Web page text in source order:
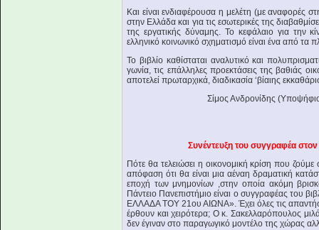
Και είναι ενδιαφέρουσα η μελέτη (με αναφορές
στην Ελλάδα και για τις εσωτερικές της
της εργατικής δύναμης. Το κεφάλαιο για την
ελληνικό κοινωνικό σχηματισμό είναι ένα από τα
Το βιβλίο καθίσταται αναλυτικό και
γωνία, τις επάλληλες προεκτάσεις της βαθιάς
αποτελεί πρωταρχικά, διαδικασία ‘βίαιης
Σίμος Ανδρονίδης
Συνέντευξη του συγγραφέα
Πότε θα τελειώσει η οικονομική κρίση που
απόφαση ότι θα είναι μια αέναη δραματική
εποχή των μνημονίων ,στην οποία ακόμη
Πάντειο Πανεπιστήμιο είναι ο συγγραφέας
ΕΛΛΑΔΑ ΤΟΥ 21ου ΑΙΩΝΑ». Έχει όλες τις
έρθουν και χειρότερα; Ο κ. Σακελλαρόπουλος
δεν έγιναν στο παραγωγικό μοντέλο της χώρας